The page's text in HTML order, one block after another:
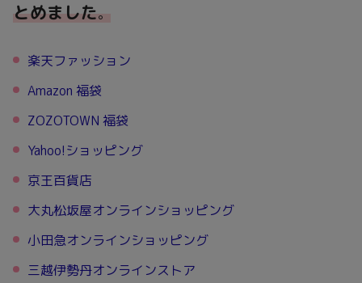
とめました。
楽天ファッション
Amazon 福袋
ZOZOTOWN 福袋
Yahoo!ショッピング
京王百貨店
大丸松坂屋オンラインショッピング
小田急オンラインショッピング
三越伊勢丹オンラインストア